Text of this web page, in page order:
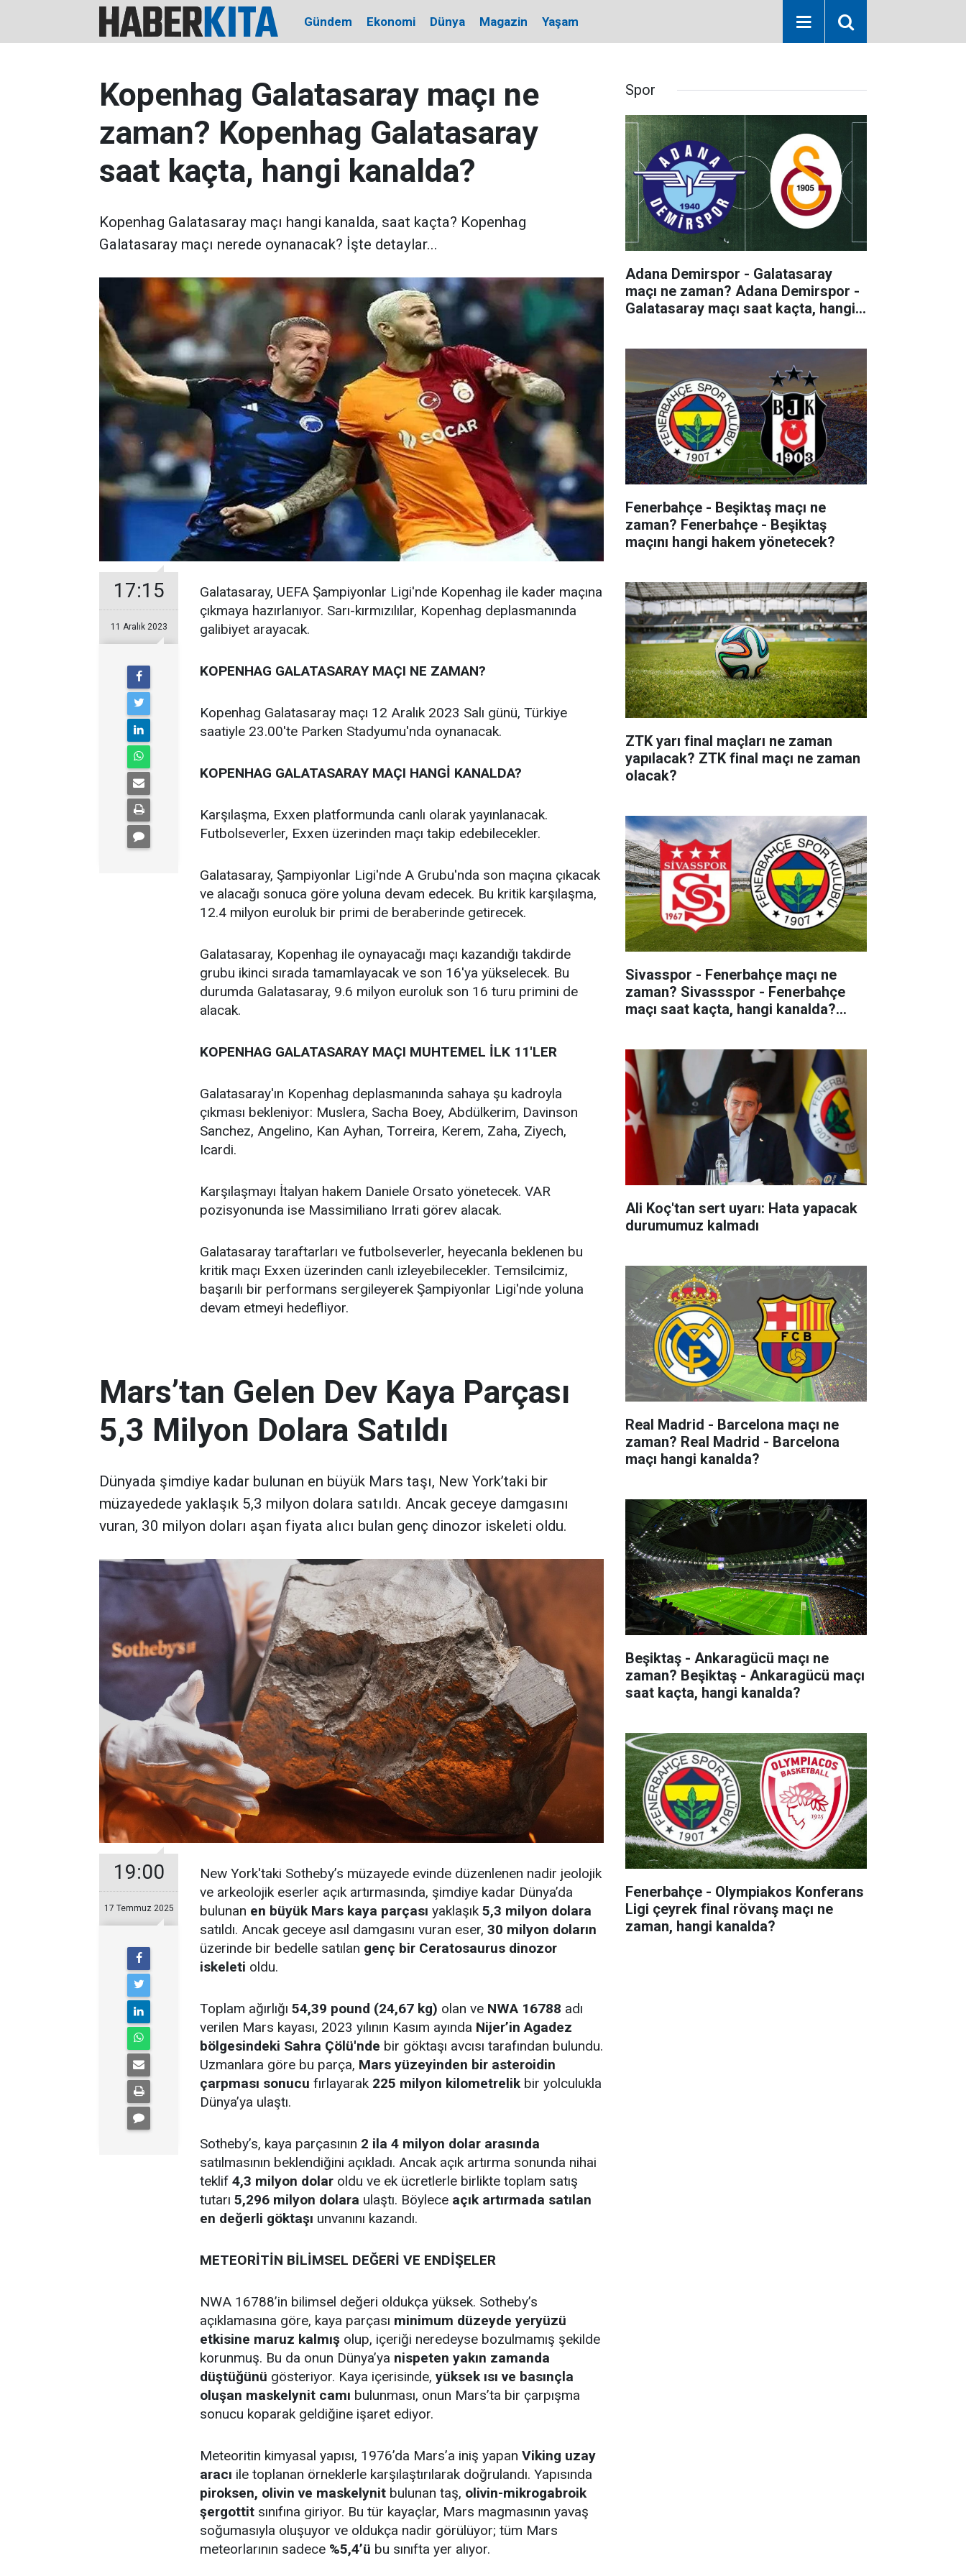
Gündem Ekonomi Dünya Magazin Yaşam
Kopenhag Galatasaray maçı ne
zaman? Kopenhag Galatasaray
saat kaçta, hangi kanalda?
Kopenhag Galatasaray maçı hangi kanalda, saat kaçta? Kopenhag
Galatasaray maçı nerede oynanacak? İşte detaylar...
17:15
11 Aralık 2023
Galatasaray, UEFA Şampiyonlar Ligi'nde Kopenhag ile kader maçına
çıkmaya hazırlanıyor. Sarı-kırmızılılar, Kopenhag deplasmanında
galibiyet arayacak.
KOPENHAG GALATASARAY MAÇI NE ZAMAN?
Kopenhag Galatasaray maçı 12 Aralık 2023 Salı günü, Türkiye
saatiyle 23.00'te Parken Stadyumu'nda oynanacak.
KOPENHAG GALATASARAY MAÇI HANGİ KANALDA?
Karşılaşma, Exxen platformunda canlı olarak yayınlanacak.
Futbolseverler, Exxen üzerinden maçı takip edebilecekler.
Galatasaray, Şampiyonlar Ligi'nde A Grubu'nda son maçına çıkacak
ve alacağı sonuca göre yoluna devam edecek. Bu kritik karşılaşma,
12.4 milyon euroluk bir primi de beraberinde getirecek.
Galatasaray, Kopenhag ile oynayacağı maçı kazandığı takdirde
grubu ikinci sırada tamamlayacak ve son 16'ya yükselecek. Bu
durumda Galatasaray, 9.6 milyon euroluk son 16 turu primini de
alacak.
KOPENHAG GALATASARAY MAÇI MUHTEMEL İLK 11'LER
Galatasaray'ın Kopenhag deplasmanında sahaya şu kadroyla
çıkması bekleniyor: Muslera, Sacha Boey, Abdülkerim, Davinson
Sanchez, Angelino, Kan Ayhan, Torreira, Kerem, Zaha, Ziyech,
Icardi.
Karşılaşmayı İtalyan hakem Daniele Orsato yönetecek. VAR
pozisyonunda ise Massimiliano Irrati görev alacak.
Galatasaray taraftarları ve futbolseverler, heyecanla beklenen bu
kritik maçı Exxen üzerinden canlı izleyebilecekler. Temsilcimiz,
başarılı bir performans sergileyerek Şampiyonlar Ligi'nde yoluna
devam etmeyi hedefliyor.
Mars’tan Gelen Dev Kaya Parçası
5,3 Milyon Dolara Satıldı
Dünyada şimdiye kadar bulunan en büyük Mars taşı, New York’taki bir
müzayedede yaklaşık 5,3 milyon dolara satıldı. Ancak geceye damgasını
vuran, 30 milyon doları aşan fiyata alıcı bulan genç dinozor iskeleti oldu.
19:00
17 Temmuz 2025
New York'taki Sotheby’s müzayede evinde düzenlenen nadir jeolojik
ve arkeolojik eserler açık artırmasında, şimdiye kadar Dünya’da
bulunan en büyük Mars kaya parçası yaklaşık 5,3 milyon dolara
satıldı. Ancak geceye asıl damgasını vuran eser, 30 milyon doların
üzerinde bir bedelle satılan genç bir Ceratosaurus dinozor
iskeleti oldu.
Toplam ağırlığı 54,39 pound (24,67 kg) olan ve NWA 16788 adı
verilen Mars kayası, 2023 yılının Kasım ayında Nijer’in Agadez
bölgesindeki Sahra Çölü'nde bir göktaşı avcısı tarafından bulundu.
Uzmanlara göre bu parça, Mars yüzeyinden bir asteroidin
çarpması sonucu fırlayarak 225 milyon kilometrelikbir yolculukla
Dünya’ya ulaştı.
Sotheby’s, kaya parçasının 2 ila 4 milyon dolar arasında
satılmasının beklendiğini açıkladı. Ancak açık artırma sonunda nihai
teklif 4,3 milyon dolar oldu ve ek ücretlerle birlikte toplam satış
tutarı 5,296 milyon dolara ulaştı. Böylece açık artırmada satılan
en değerli göktaşı unvanını kazandı.
METEORİTİN BİLİMSEL DEĞERİ VE ENDİŞELER
NWA 16788’in bilimsel değeri oldukça yüksek. Sotheby’s
açıklamasına göre, kaya parçası minimum düzeyde yeryüzü
etkisine maruz kalmış olup, içeriği neredeyse bozulmamış şekilde
korunmuş. Bu da onun Dünya’ya nispeten yakın zamanda
düştüğünü gösteriyor. Kaya içerisinde, yüksek ısı ve basınçla
oluşan maskelynit camı bulunması, onun Mars’ta bir çarpışma
sonucu koparak geldiğine işaret ediyor.
Meteoritin kimyasal yapısı, 1976’da Mars’a iniş yapan Viking uzay
aracı ile toplanan örneklerle karşılaştırılarak doğrulandı. Yapısında
piroksen, olivin ve maskelynit bulunan taş, olivin-mikrogabroik
şergottit sınıfına giriyor. Bu tür kayaçlar, Mars magmasının yavaş
soğumasıyla oluşuyor ve oldukça nadir görülüyor; tüm Mars
meteorlarının sadece %5,4’ü bu sınıfta yer alıyor.
Spor
Adana Demirspor - Galatasaray
maçı ne zaman? Adana Demirspor -
Galatasaray maçı saat kaçta, hangi
Fenerbahçe - Beşiktaş maçı ne
zaman? Fenerbahçe - Beşiktaş
maçını hangi hakem yönetecek?
ZTK yarı final maçları ne zaman
yapılacak? ZTK final maçı ne zaman
olacak?
Sivasspor - Fenerbahçe maçı ne
zaman? Sivassspor - Fenerbahçe
maçı saat kaçta, hangi kanalda?
Ali Koç'tan sert uyarı: Hata yapacak
durumumuz kalmadı
Real Madrid - Barcelona maçı ne
zaman? Real Madrid - Barcelona
maçı hangi kanalda?
Beşiktaş - Ankaragücü maçı ne
zaman? Beşiktaş - Ankaragücü maçı
saat kaçta, hangi kanalda?
Fenerbahçe - Olympiakos Konferans
Ligi çeyrek final rövanş maçı ne
zaman, hangi kanalda?